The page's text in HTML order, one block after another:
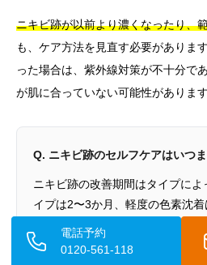
ニキビ跡が以前より濃くなったり、
も、ケア方法を見直す必要がありま
った場合は、紫外線対策が不十分で
が肌に合っていない可能性があります
Q. ニキビ跡のセルフケアはいつ
ニキビ跡の改善期間はタイプに
イプは2〜3か月、軽度の色素沈
年以上かかる場合があります。凹
効果を感じるまで6か月〜1年以上
電話予約
0120-561-118